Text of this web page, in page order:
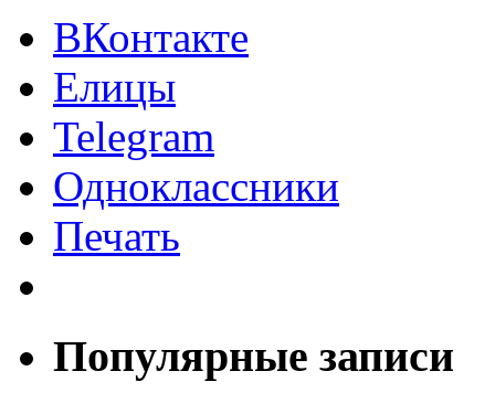
ВКонтакте
Елицы
Telegram
Одноклассники
Печать
Популярные записи